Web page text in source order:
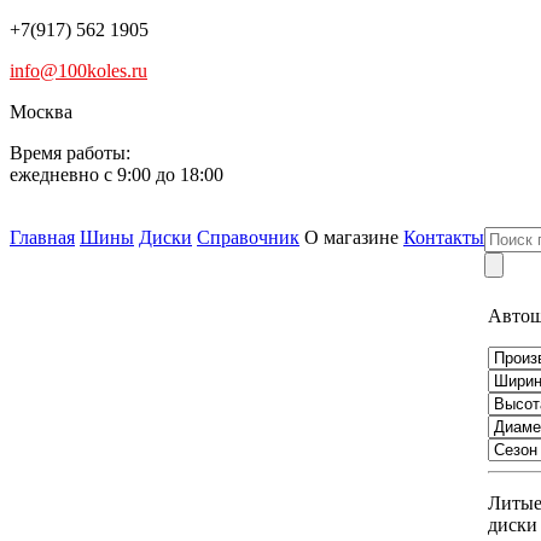
+7(917) 562 1905
info@100koles.ru
Москва
Время работы:
ежедневно с 9:00 до 18:00
Главная Шины Диски Справочник О магазине Контакты
Литые
диски